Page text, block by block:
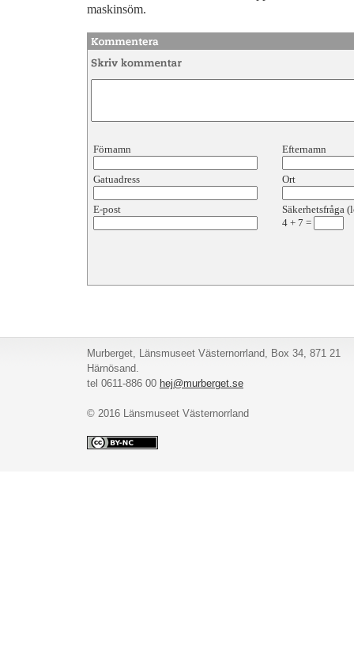
maskinsöm.
Förnamn Efternamn
Gatuadress Ort
E-post
Säkerhetsfråga
4 + 7 =
Murberget, Länsmuseet Västernorrland, Box 34, 871 21
Härnösand.
tel 0611-886 00 hej@murberget.se
© 2016 Länsmuseet Västernorrland